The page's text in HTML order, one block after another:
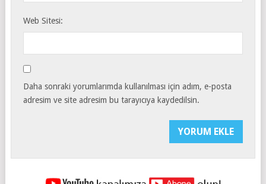
Web Sitesi:
Daha sonraki yorumlarımda kullanılması için adım, e-posta
adresim ve site adresim bu tarayıcıya kaydedilsin.